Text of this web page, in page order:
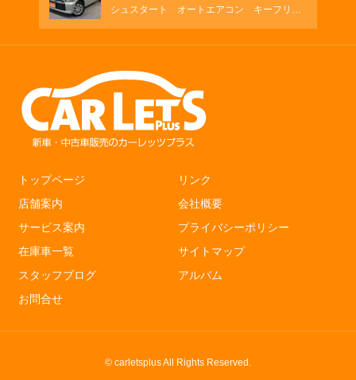
シュスタート オートエアコン キーフリ
ー シートヒーター
トップページ
店舗案内
サービス案内
在庫車一覧
スタッフブログ
お問合せ
リンク
会社概要
プライバシーポリシー
サイトマップ
アルバム
© carletsplus All Rights Reserved.